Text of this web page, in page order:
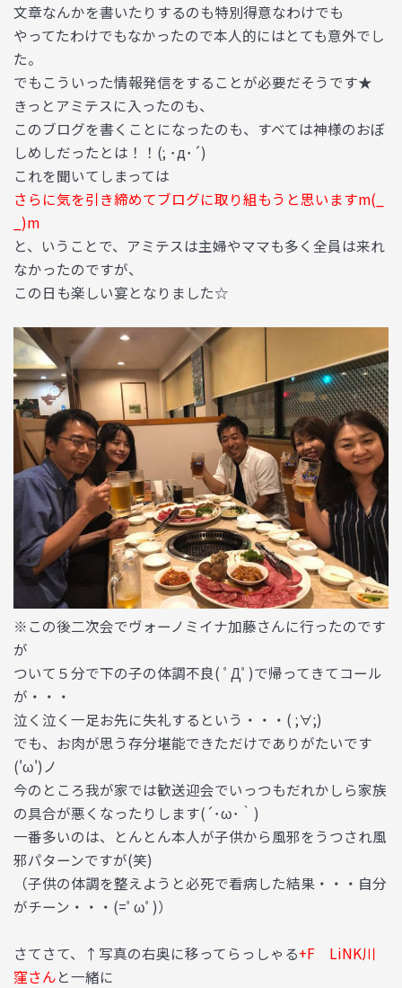
文章なんかを書いたりするのも特別得意なわけでも
やってたわけでもなかったので本人的にはとても意外でし
た。
でもこういった情報発信をすることが必要だそうです★
きっとアミテスに入ったのも、
このブログを書くことになったのも、すべては神様のおぼ
しめしだったとは！！(; ･д･´)
これを聞いてしまっては
さらに気を引き締めてブログに取り組もうと思いますm(_
_)m
と、いうことで、アミテスは主婦やママも多く全員は来れ
なかったのですが、
この日も楽しい宴となりました☆
※この後二次会でヴォーノミイナ加藤さんに行ったのです
が
ついて５分で下の子の体調不良( ﾟДﾟ)で帰ってきてコール
が・・・
泣く泣く一足お先に失礼するという・・・( ;∀;)
でも、お肉が思う存分堪能できただけでありがたいです
('ω')ノ
今のところ我が家では歓送迎会でいっつもだれかしら家族
の具合が悪くなったりします(´･ω･｀)
一番多いのは、とんとん本人が子供から風邪をうつされ風
邪パターンですが(笑)
（子供の体調を整えようと必死で看病した結果・・・自分
がチーン・・・(=ﾟωﾟ)）
さてさて、↑写真の右奥に移ってらっしゃる+F LiNK川
窪さんと一緒に